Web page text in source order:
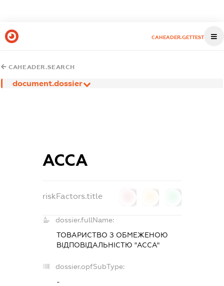
CAHEADER.GETTEST
CAHEADER.SEARCH
document.dossier
АССА
riskFactors.title
dossier.fullName:
ТОВАРИСТВО З ОБМЕЖЕНОЮ
ВІДПОВІДАЛЬНІСТЮ "АССА"
dossier.opfSubType:
-